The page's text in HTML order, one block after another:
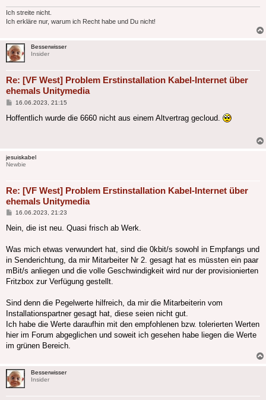
Ich streite nicht.
Ich erkläre nur, warum ich Recht habe und Du nicht!
Besserwisser
Insider
Re: [VF West] Problem Erstinstallation Kabel-Internet über
ehemals Unitymedia
Beitrag
16.06.2023, 21:15
Hoffentlich wurde die 6660 nicht aus einem Altvertrag gecloud.
jesuiskabel
Newbie
Re: [VF West] Problem Erstinstallation Kabel-Internet über
ehemals Unitymedia
Beitrag
16.06.2023, 21:23
Nein, die ist neu. Quasi frisch ab Werk.
Was mich etwas verwundert hat, sind die 0kbit/s sowohl in Empfangs und
in Senderichtung, da mir Mitarbeiter Nr 2. gesagt hat es müssten ein paar
mBit/s anliegen und die volle Geschwindigkeit wird nur der provisionierten
Fritzbox zur Verfügung gestellt.
Sind denn die Pegelwerte hilfreich, da mir die Mitarbeiterin vom
Installationspartner gesagt hat, diese seien nicht gut.
Ich habe die Werte daraufhin mit den empfohlenen bzw. tolerierten Werten
hier im Forum abgeglichen und soweit ich gesehen habe liegen die Werte
im grünen Bereich.
Besserwisser
Insider